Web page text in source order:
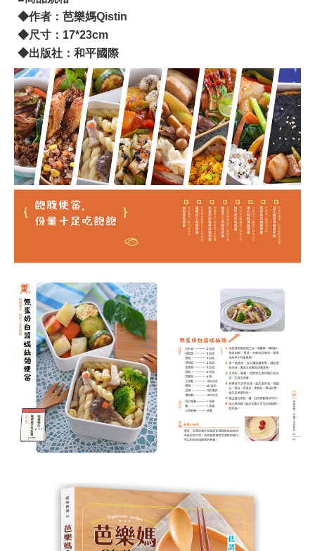
◆作者：芭樂媽Qistin
◆尺寸：17*23cm
◆出版社： 和平國際